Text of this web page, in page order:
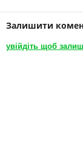
Залишити
увійдіть щоб